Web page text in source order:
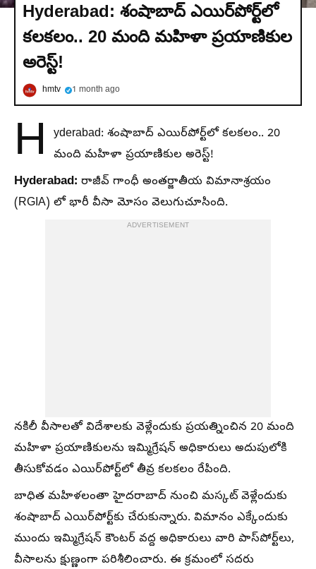
Hyderabad: శంషాబాద్ ఎయిర్‌పోర్ట్‌లో
కలకలం.. 20 మంది మహిళా ప్రయాణికుల
అరెస్ట్!
hmtv 1 month ago
H
yderabad: శంషాబాద్ ఎయిర్‌పోర్ట్‌లో కలకలం.. 20
మంది మహిళా ప్రయాణికుల అరెస్ట్!
Hyderabad: రాజీవ్ గాంధీ అంతర్జాతీయ విమానాశ్రయం
(RGIA) లో భారీ వీసా మోసం వెలుగుచూసింది.
ADVERTISEMENT
నకిలీ వీసాలతో విదేశాలకు వెళ్లేందుకు ప్రయత్నించిన 20 మంది
మహిళా ప్రయాణికులను ఇమ్మిగ్రేషన్ అధికారులు అదుపులోకి
తీసుకోవడం ఎయిర్‌పోర్ట్‌లో తీవ్ర కలకలం రేపింది.
బాధిత మహిళలంతా హైదరాబాద్ నుంచి మస్కట్ వెళ్లేందుకు
శంషాబాద్ ఎయిర్‌పోర్ట్‌కు చేరుకున్నారు. విమానం ఎక్కేందుకు
ముందు ఇమ్మిగ్రేషన్ కౌంటర్ వద్ద అధికారులు వారి పాస్‌పోర్ట్‌లు,
వీసాలను క్షుణ్ణంగా పరిశీలించారు. ఈ క్రమంలో సదరు